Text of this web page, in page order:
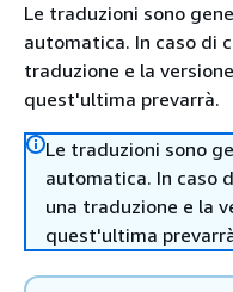
Le traduzioni sono
automatica. In caso di
traduzione e la
quest'ultima prevarrà.
Le traduzioni sono
automatica. In caso
una traduzione e la
quest'ultima